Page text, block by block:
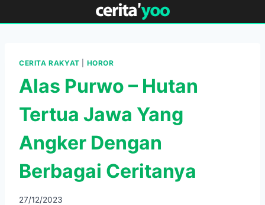
to
CERITA RAKYAT HOROR
Alas Purwo – Hutan
Tertua Jawa Yang
Angker Dengan
Berbagai Ceritanya
27/12/2023